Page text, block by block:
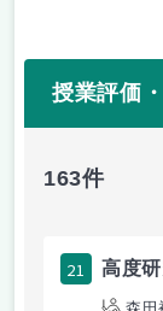
授業評価
163件
21 高度